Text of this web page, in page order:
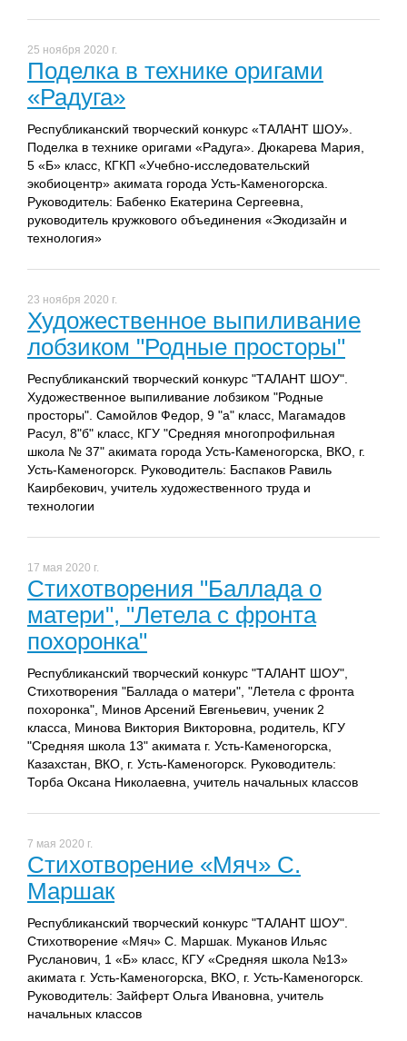
25 ноября 2020 г.
Поделка в технике оригами
«Радуга»
Республиканский творческий конкурс «ТАЛАНТ ШОУ».
Поделка в технике оригами «Радуга». Дюкарева Мария,
5 «Б» класс, КГКП «Учебно-исследовательский
экобиоцентр» акимата города Усть-Каменогорска.
Руководитель: Бабенко Екатерина Сергеевна,
руководитель кружкового объединения «Экодизайн и
технология»
23 ноября 2020 г.
Художественное выпиливание
лобзиком "Родные просторы"
Республиканский творческий конкурс "ТАЛАНТ ШОУ".
Художественное выпиливание лобзиком "Родные
просторы". Самойлов Федор, 9 "а" класс, Магамадов
Расул, 8"б" класс, КГУ "Средняя многопрофильная
школа № 37" акимата города Усть-Каменогорска, ВКО, г.
Усть-Каменогорск. Руководитель: Баспаков Равиль
Каирбекович, учитель художественного труда и
технологии
17 мая 2020 г.
Стихотворения "Баллада о
матери", "Летела с фронта
похоронка"
Республиканский творческий конкурс "ТАЛАНТ ШОУ",
Стихотворения "Баллада о матери", "Летела с фронта
похоронка", Минов Арсений Евгеньевич, ученик 2
класса, Минова Виктория Викторовна, родитель, КГУ
"Средняя школа 13" акимата г. Усть-Каменогорска,
Казахстан, ВКО, г. Усть-Каменогорск. Руководитель:
Торба Оксана Николаевна, учитель начальных классов
7 мая 2020 г.
Стихотворение «Мяч» С.
Маршак
Республиканский творческий конкурс "ТАЛАНТ ШОУ".
Стихотворение «Мяч» С. Маршак. Муканов Ильяс
Русланович, 1 «Б» класс, КГУ «Средняя школа №13»
акимата г. Усть-Каменогорска, ВКО, г. Усть-Каменогорск.
Руководитель: Зайферт Ольга Ивановна, учитель
начальных классов